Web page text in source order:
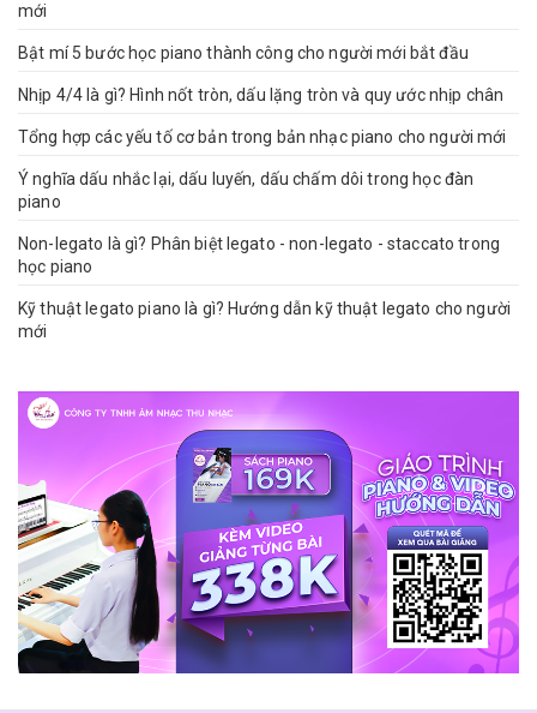
mới
Bật mí 5 bước học piano thành công cho người mới bắt đầu
Nhịp 4/4 là gì? Hình nốt tròn, dấu lặng tròn và quy ước nhịp chân
Tổng hợp các yếu tố cơ bản trong bản nhạc piano cho người mới
Ý nghĩa dấu nhắc lại, dấu luyến, dấu chấm dôi trong học đàn
piano
Non-legato là gì? Phân biệt legato - non-legato - staccato trong
học piano
Kỹ thuật legato piano là gì? Hướng dẫn kỹ thuật legato cho người
mới